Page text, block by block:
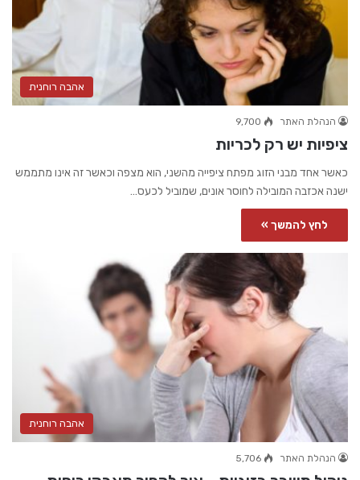
אהבה רוחנית
הנהלת האתר 9,700
ציפיות יש רק לכריות
כאשר אחד מבני הזוג מפתח ציפייה מהשני, הוא מצפה וכאשר זה אינו מתממש
ישנה אכזבה המובילה לחוסר אונים, שמוביל לכעס…
לחץ להמשך »
אהבה רוחנית
הנהלת האתר 5,706